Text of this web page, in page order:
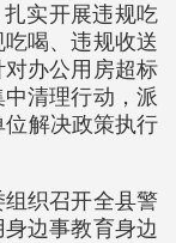
扎实开展违规吃
喝、违规收送
办公用房超标
清理行动，派
解决政策执行
织召开全县警
边事教育身边